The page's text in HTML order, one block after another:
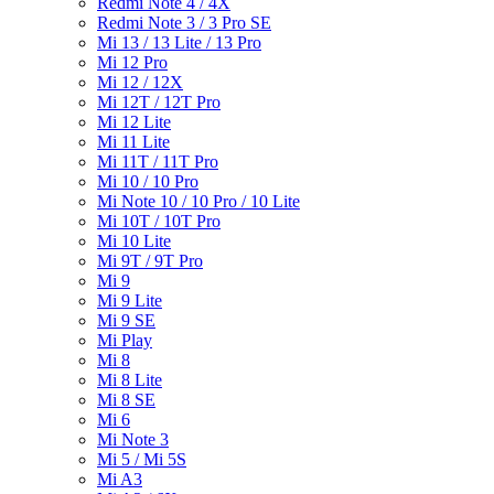
Redmi Note 3 / 3 Pro SE
Mi 13 / 13 Lite / 13 Pro
Mi 12 Pro
Mi 12 / 12X
Mi 12T / 12T Pro
Mi 12 Lite
Mi 11 Lite
Mi 11T / 11T Pro
Mi 10 / 10 Pro
Mi Note 10 / 10 Pro / 10 Lite
Mi 10T / 10T Pro
Mi 10 Lite
Mi 9T / 9T Pro
Mi 9
Mi 9 Lite
Mi 9 SE
Mi Play
Mi 8
Mi 8 Lite
Mi 8 SE
Mi 6
Mi Note 3
Mi 5 / Mi 5S
Mi A3